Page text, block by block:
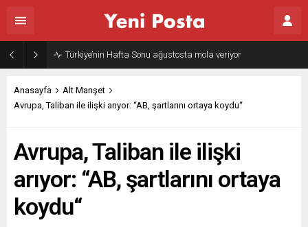
Türkiye’nin Hafta Sonu ağustosta mola veriyor
Anasayfa
Alt Manşet
Avrupa, Taliban ile ilişki arıyor: “AB, şartlarını ortaya koydu“
Avrupa, Taliban ile ilişki
arıyor: “AB, şartlarını ortaya
koydu“